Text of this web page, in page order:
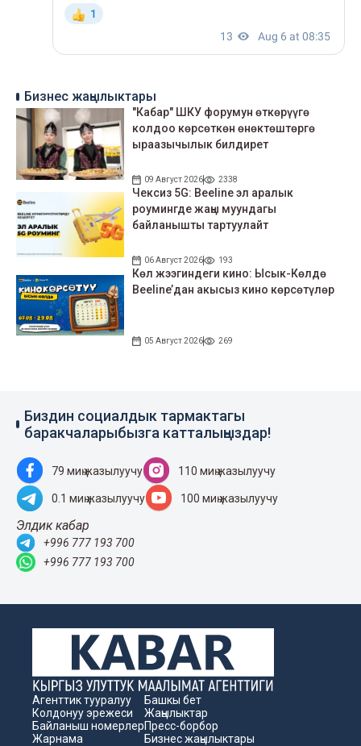
Бизнес жаңылыктары
"Кабар" ШКУ форумун өткөрүүгө
колдоо көрсөткөн өнөктөштөргө
ыраазычылык билдирет
09 Август 2026 2338
Чексиз 5G: Beeline эл аралык
роумингде жаңы муундагы
байланышты тартуулайт
06 Август 2026 193
Көл жээгиндеги кино: Ысык-Көлдө
Beeline’дан акысыз кино көрсөтүлөр
05 Август 2026 269
Биздин социалдык тармактагы
баракчаларыбызга катталыңыздар!
79 миң жазылуучу 110 миң жазылуучу
0.1 миң жазылуучу 100 миң жазылуучу
Элдик кабар
+996 777 193 700
+996 777 193 700
Агенттик тууралуу
Колдонуу эрежеси
Байланыш номерлер
Жарнама
Башкы бет
Жаңылыктар
Пресс-борбор
Бизнес жаңылыктары